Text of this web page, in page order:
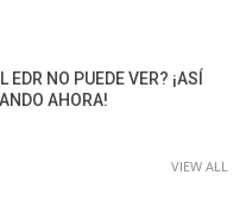
EDR NO PUEDE VER? ¡ASÍ
AHORA!
VIEW ALL